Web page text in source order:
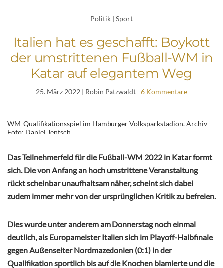
Politik | Sport
Italien hat es geschafft: Boykott
der umstrittenen Fußball-WM in
Katar auf elegantem Weg
25. März 2022 | Robin Patzwaldt 6 Kommentare
WM-Qualifikationsspiel im Hamburger Volksparkstadion. Archiv-
Foto: Daniel Jentsch
Das Teilnehmerfeld für die Fußball-WM 2022 in Katar formt
sich. Die von Anfang an hoch umstrittene Veranstaltung
rückt scheinbar unaufhaltsam näher, scheint sich dabei
zudem immer mehr von der ursprünglichen Kritik zu befreien.
Dies wurde unter anderem am Donnerstag noch einmal
deutlich, als Europameister Italien sich im Playoff-Halbfinale
gegen Außenseiter Nordmazedonien (0:1) in der
Qualifikation sportlich bis auf die Knochen blamierte und die